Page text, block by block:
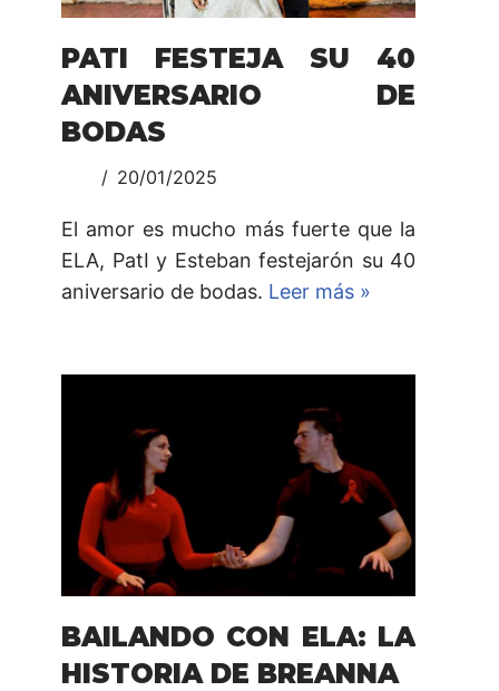
PATI FESTEJA SU 40
ANIVERSARIO DE
BODAS
20/01/2025
El amor es mucho más fuerte que la
ELA, PatI y Esteban festejarón su 40
aniversario de bodas. Leer más »
BAILANDO CON ELA: LA
HISTORIA DE BREANNA